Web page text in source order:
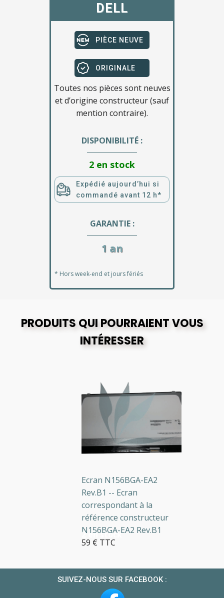
DELL
PIÈCE NEUVE
ORIGINALE
Toutes nos pièces sont neuves
et d’origine constructeur (sauf
mention contraire).
DISPONIBILITÉ :
2 en stock
Expédié aujourd’hui si
commandé avant 12 h*
GARANTIE :
1 an
* Hors week-end et jours fériés
PRODUITS QUI POURRAIENT VOUS
INTÉRESSER
2 en stock
Ecran N156BGA-EA2
Rev.B1 -- Ecran
correspondant à la
référence constructeur
N156BGA-EA2 Rev.B1
59 € TTC
SUIVEZ-NOUS SUR FACEBOOK :